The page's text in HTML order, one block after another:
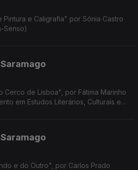
e Caligrafia" por Sónia Castro
Senso)
Cerco de Lisboa", por Fátima Marinho
em Estudos Literários, Culturais e
e do Outro", por Carlos Prado